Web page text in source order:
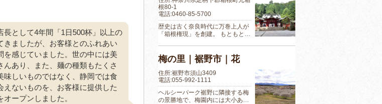
長として4年間「1日500杯」以上の
きましたが、お客様とのふれあい
を感じていました。世の中には美
んあり、また、麺の種類もたくさ
味しいものではなく、静岡では食
えないものを、お客様に提供した
ープンしました。
根80-1
電話:0460-85-5700
歴史は古く奈良時代に万巻上人が
「箱根権現」を創建。 もともと…
梅の里｜裾野市｜花
住所:裾野市須山3409
電話:055-992-1111
ヘルシーパーク裾野に隣接する梅
の景勝地で、梅園内には大小あ…